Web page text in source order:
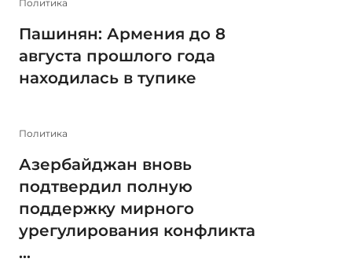
Политика
Пашинян: Армения до 8
августа прошлого года
находилась в тупике
Политика
Азербайджан вновь
подтвердил полную
поддержку мирного
урегулирования конфликта
...